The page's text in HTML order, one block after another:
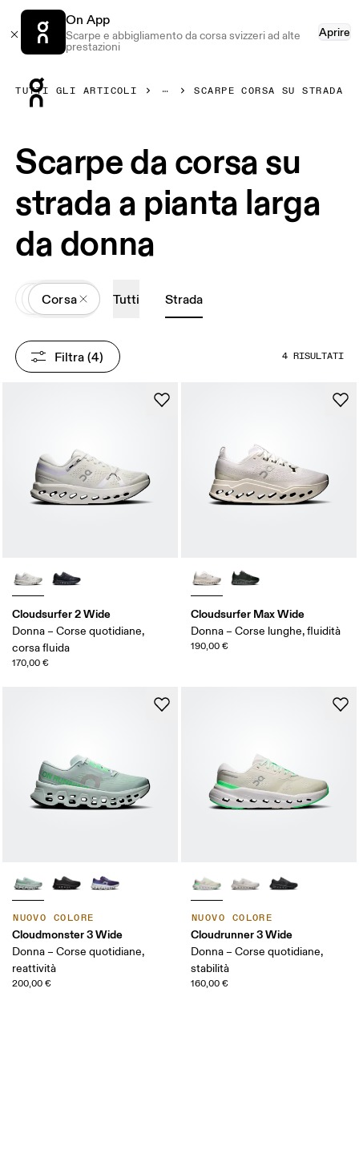
On App
Scarpe e abbigliamento da corsa svizzeri ad alte
prestazioni
Aprire
TUTTI GLI ARTICOLI SCARPE CORSA SU STRADA
Scarpe da corsa su
strada a pianta larga
da donna
AllScarpe
Corsa Tutti Strada
Filtra (4) 4 RISULTATI
Cloudsurfer 2 Wide
Donna – Corse quotidiane,
corsa fluida
170,00 €
Cloudsurfer Max Wide
Donna – Corse lunghe, fluidità
190,00 €
NUOVO COLORE
Cloudmonster 3 Wide
Donna – Corse quotidiane,
reattività
200,00 €
NUOVO COLORE
Cloudrunner 3 Wide
Donna – Corse quotidiane,
stabilità
160,00 €